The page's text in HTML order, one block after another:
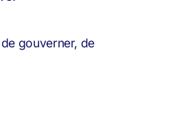
gouverner, de